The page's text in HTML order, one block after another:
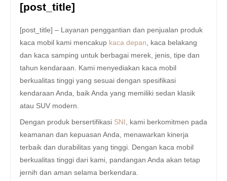
[post_title]
[post_title] – Layanan penggantian dan penjualan produk
kaca mobil kami mencakup kaca depan , kaca belakang
dan kaca samping untuk berbagai merek, jenis, tipe dan
tahun kendaraan. Kami menyediakan kaca mobil
berkualitas tinggi yang sesuai dengan spesifikasi
kendaraan Anda, baik Anda yang memiliki sedan klasik
atau SUV modern.
Dengan produk bersertifikasi SNI
, kami berkomitmen pada
keamanan dan kepuasan Anda, menawarkan kinerja
terbaik dan durabilitas yang tinggi. Dengan kaca mobil
berkualitas tinggi dari kami, pandangan Anda akan tetap
jernih dan aman selama berkendara.